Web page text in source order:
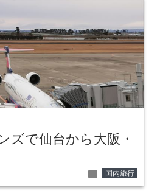
ズで仙台から大阪・
folder 国内旅行